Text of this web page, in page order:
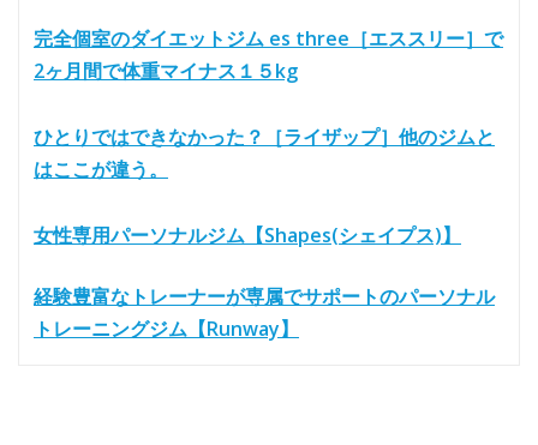
完全個室のダイエットジム es three［エススリー］で
2ヶ月間で体重マイナス１５kg
ひとりではできなかった？［ライザップ］他のジムと
はここが違う。
女性専用パーソナルジム【Shapes(シェイプス)】
経験豊富なトレーナーが専属でサポートのパーソナル
トレーニングジム【Runway】